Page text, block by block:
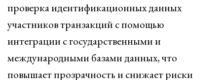
проверка идентификационных данных
участников транзакций с помощью
интеграции с государственными и
международными базами данных, что
повышает прозрачность и снижает риски